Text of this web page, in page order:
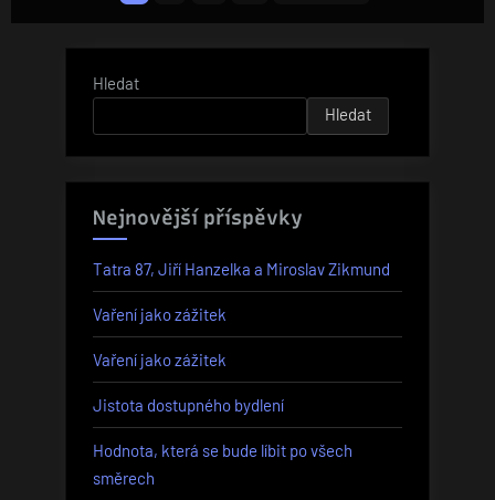
Hledat
Hledat
Nejnovější příspěvky
Tatra 87, Jiří Hanzelka a Miroslav Zikmund
Vaření jako zážitek
Vaření jako zážitek
Jistota dostupného bydlení
Hodnota, která se bude líbit po všech
směrech